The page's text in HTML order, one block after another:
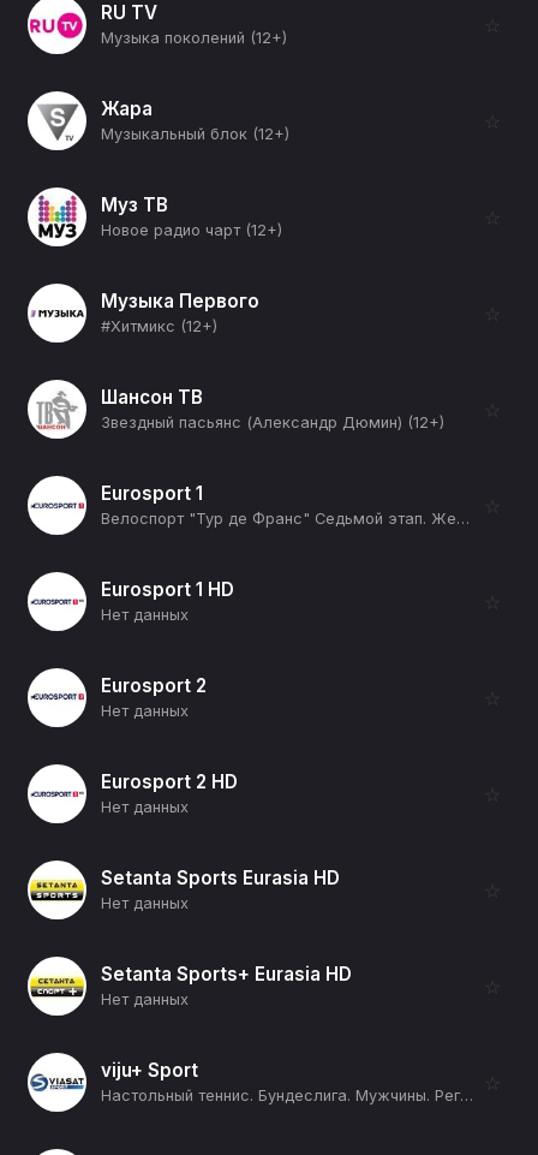
RU TV
Музыка поколений (12+)
☆
Жара
Музыкальный блок (12+)
☆
Муз ТВ
Новое радио чарт (12+)
☆
Музыка Первого
#Хитмикс (12+)
☆
Шансон ТВ
Звездный пасьянс (Александр Дюмин) (12+)
☆
Eurosport 1
Велоспорт "Тур де Франс" Седьмой этап. Женщины. Прямая трансляция (12+)
☆
Eurosport 1 HD
Нет данных
☆
Eurosport 2
Нет данных
☆
Eurosport 2 HD
Нет данных
☆
Setanta Sports Eurasia HD
Нет данных
☆
Setanta Sports+ Eurasia HD
Нет данных
☆
viju+ Sport
Настольный теннис. Бундеслига. Мужчины. Регулярный сезон 2025/26. 18 тур. Боруссия Дортмунд - Боруссия Дюссельдорф (12+)
☆